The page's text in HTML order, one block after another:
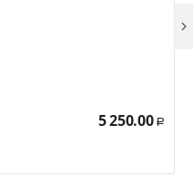
5 250.00 Р
